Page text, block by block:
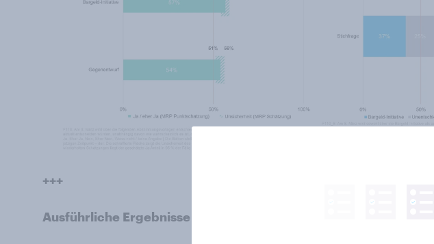
+++
Ausführliche Ergebnisse